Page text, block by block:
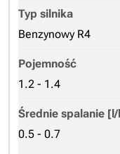
Benzynowy R4
1.2 - 1.4
0.5 - 0.7